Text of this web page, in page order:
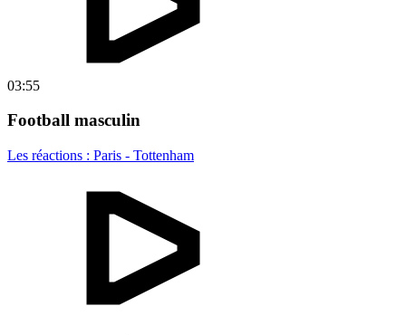
03:55
Football masculin
Les réactions : Paris - Tottenham